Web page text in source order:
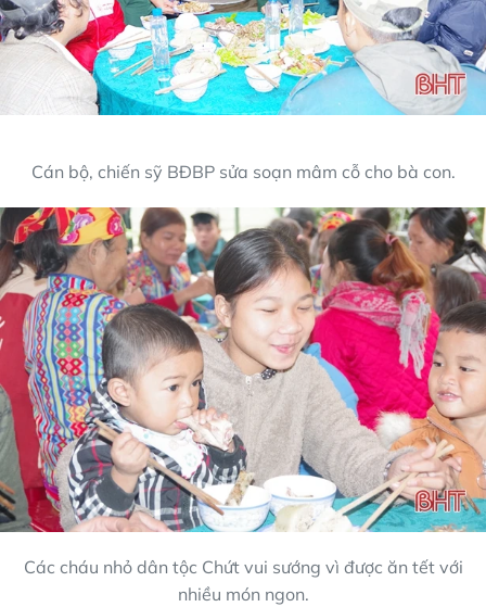
Cán bộ, chiến sỹ BĐBP sửa soạn mâm cỗ cho bà con.
Các cháu nhỏ dân tộc Chứt vui sướng vì được ăn tết với
nhiều món ngon.